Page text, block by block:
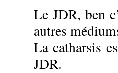
Le JDR, ben
autres
La catharsis
JDR.